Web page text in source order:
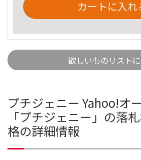
カートに入れ
欲しいものリスト
プチジェニー Yahoo!オ
「プチジェニー」の落
格の詳細情報